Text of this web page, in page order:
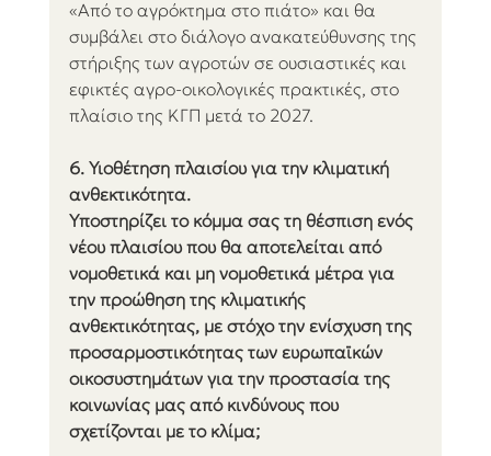
«Από το αγρόκτημα στο πιάτο» και θα
συμβάλει στο διάλογο ανακατεύθυνσης της
στήριξης των αγροτών σε ουσιαστικές και
εφικτές αγρο-οικολογικές πρακτικές, στο
πλαίσιο της ΚΓΠ μετά το 2027.
6. Υιοθέτηση πλαισίου για την κλιματική
ανθεκτικότητα.
Υποστηρίζει το κόμμα σας τη θέσπιση ενός
νέου πλαισίου που θα αποτελείται από
νομοθετικά και μη νομοθετικά μέτρα για
την προώθηση της κλιματικής
ανθεκτικότητας, με στόχο την ενίσχυση της
προσαρμοστικότητας των ευρωπαϊκών
οικοσυστημάτων για την προστασία της
κοινωνίας μας από κινδύνους που
σχετίζονται με το κλίμα;